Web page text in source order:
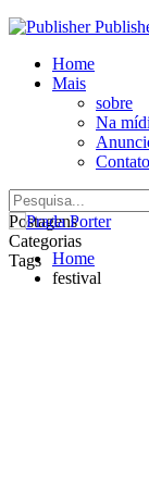
Home
Mais
sobre
Na
Contato
Postagens
Categorias
Tags Home
festival